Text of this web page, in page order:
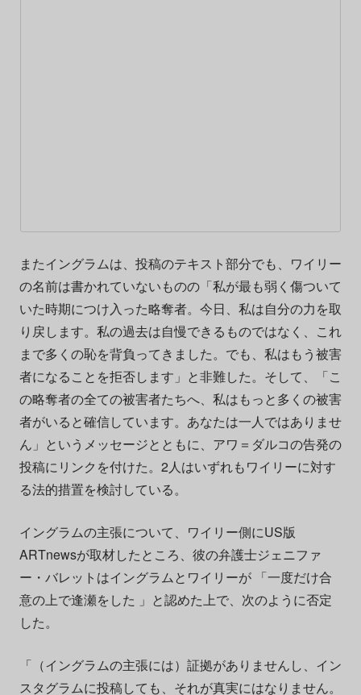
またイングラムは、投稿のテキスト部分でも、ワイリー
の名前は書かれていないものの「私が最も弱く傷ついて
いた時期につけ入った略奪者。今日、私は自分の力を取
り戻します。私の過去は自慢できるものではなく、これ
まで多くの恥を背負ってきました。でも、私はもう被害
者になることを拒否します」と非難した。そして、「こ
の略奪者の全ての被害者たちへ、私はもっと多くの被害
者がいると確信しています。あなたは一人ではありませ
ん」というメッセージとともに、アワ＝ダルコの告発の
投稿にリンクを付けた。2人はいずれもワイリーに対す
る法的措置を検討している。
イングラムの主張について、ワイリー側にUS版
ARTnewsが取材したところ、彼の弁護士ジェニファ
ー・バレットはイングラムとワイリーが 「一度だけ合
意の上で逢瀬をした 」と認めた上で、次のように否定
した。
「（イングラムの主張には）証拠がありませんし、イン
スタグラムに投稿しても、それが真実にはなりません。